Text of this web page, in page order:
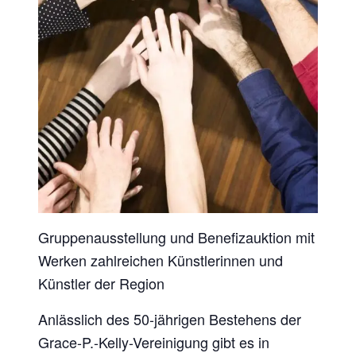
Gruppenausstellung und Benefizauktion mit
Werken zahlreichen Künstlerinnen und
Künstler der Region
Anlässlich des 50-jährigen Bestehens der
Grace-P.-Kelly-Vereinigung gibt es in